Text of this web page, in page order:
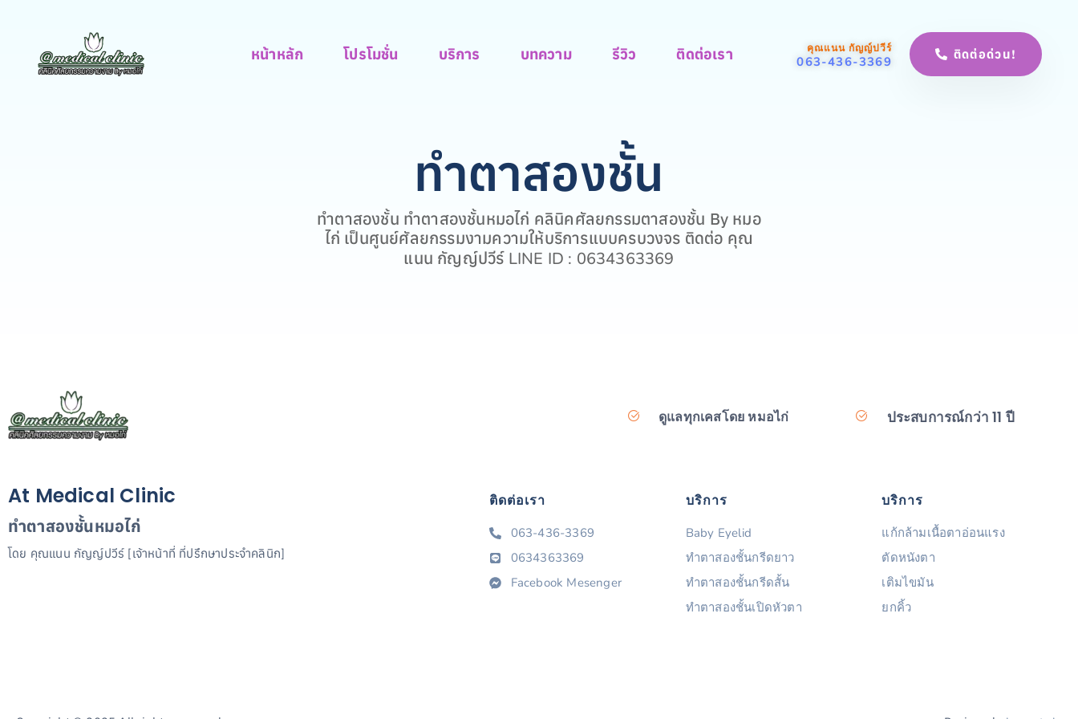
หน้าหลัก โปรโมชั่น บริการ บทความ รีวิว ติดต่อเรา คุณแนน กัญญ์ปวีร์
063-436-3369 ติดต่อด่วน!
ทำตาสองชั้น
ทำตาสองชั้น ทำตาสองชั้นหมอไก่ คลินิคศัลยกรรมตาสองชั้น By หมอ
ไก่ เป็นศูนย์ศัลยกรรมงามความให้บริการแบบครบวงจร ติดต่อ คุณ
แนน กัญญ์ปวีร์ LINE ID : 0634363369
ดูแลทุกเคสโดย หมอไก่ ประสบการณ์กว่า 11 ปี
At Medical Clinic
ทำตาสองชั้นหมอไก่
โดย คุณแนน กัญญ์ปวีร์ [เจ้าหน้าที่ ที่ปรึกษาประจำคลินิก]
ติดต่อเรา
063-436-3369
0634363369
Facebook Mesenger
บริการ
Baby Eyelid
ทำตาสองชั้นกรีดยาว
ทำตาสองชั้นกรีดสั้น
ทำตาสองชั้นเปิดหัวตา
บริการ
แก้กล้ามเนื้อตาอ่อนแรง
ตัดหนังตา
เติมไขมัน
ยกคิ้ว